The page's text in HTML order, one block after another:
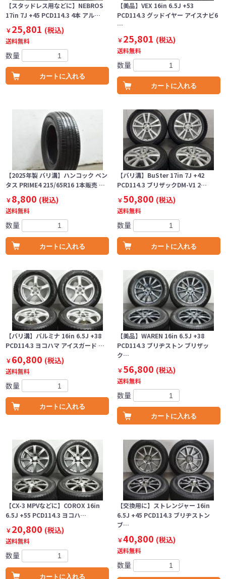
【スタッドレス用などに】NEBROS
17in 7J +45 PCD114.3 4本 アル…
￥25,801 (税込)
送料無料
数量
カートに入れる
【美品】VEX 16in 6.5J +53
PCD114.3 グッドイヤー アイスナビ6
…
￥25,801 (税込)
送料無料
数量
カートに入れる
【2025年製 バリ溝】ハンコック ベン
タス PRIME4 215/65R16 1本販売 …
￥8,800 (税込)
送料無料
数量
カートに入れる
【バリ溝】BuSter 17in 7J +42
PCD114.3 ブリザックDM-V1 2…
￥50,800 (税込)
送料無料
数量
カートに入れる
【バリ溝】バルミナ 16in 6.5J +38
PCD114.3 ヨコハマ アイスガード …
￥60,800 (税込)
送料無料
数量
カートに入れる
【美品】WAREN 16in 6.5J +38
PCD114.3 ブリヂストン ブリザッ
ク…
￥56,800 (税込)
送料無料
数量
カートに入れる
【CX-3 MPVなどに】COROX 16in
6.5J +55 PCD114.3 ヨコハ…
￥20,800 (税込)
送料無料
数量
カートに入れる
【交換用に】ストレンジャー 16in
6.5J +45 PCD114.3 ブリヂストン
ブ…
￥40,800 (税込)
送料無料
数量